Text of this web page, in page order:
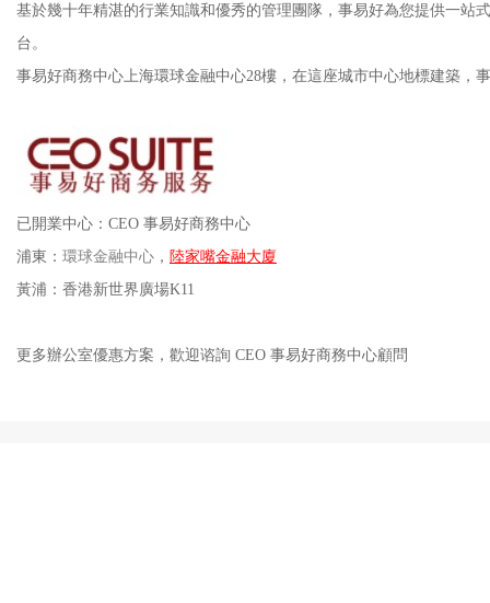
基於幾十年精湛的行業知識和優秀的管理團隊，事易好為您提供一站式
台。
事易好商務中心上海環球金融中心28樓，在這座城市中心地標建築
已開業中心： CEO 事易好商務中心
浦東： 環球金融中心 ， 陸家嘴金融大廈
黃浦： 香港新世界廣場K11
更多辦公室優惠方案，歡迎谘詢 CEO 事易好商務中心顧問